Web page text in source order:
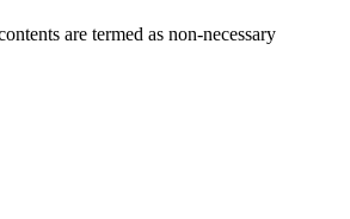
are termed as non-necessary